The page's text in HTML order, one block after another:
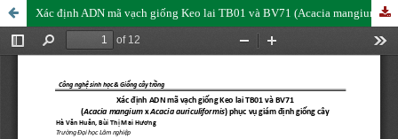
Xác định ADN mã vạch giống Keo lai TB01 và BV71 (Acacia mangium x Acacia auriculiformis) phục vụ giám định giống cây